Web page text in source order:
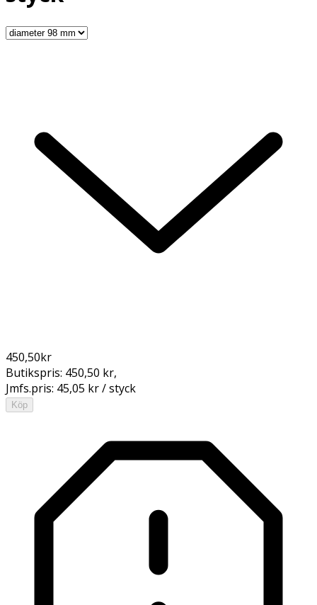
450,50kr
Butikspris: 450,50 kr,
Jmfs.pris: 45,05 kr / styck
Köp